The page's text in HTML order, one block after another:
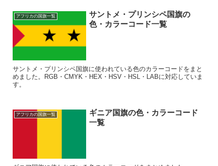
アフリカの国旗一覧
サントメ・プリンシペ国旗の
色・カラーコード一覧
サントメ・プリンシペ国旗に使われている色のカラーコードをまと
めました。RGB・CMYK・HEX・HSV・HSL・LABに対応していま
す。
アフリカの国旗一覧
ギニア国旗の色・カラーコード
一覧